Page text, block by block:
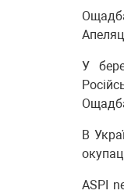
У
В
ASPI